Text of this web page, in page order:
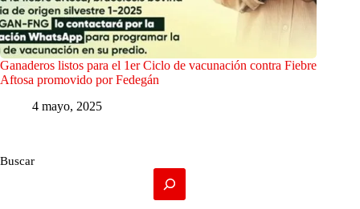
Ganaderos listos para el 1er Ciclo de vacunación contra Fiebre
Aftosa promovido por Fedegán
4 mayo, 2025
Buscar